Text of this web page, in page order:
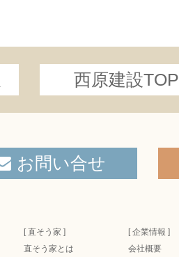
西原建設TOP
お問い合せ
[ 直そう家 ]
直そう家とは
[ 企業情報 ]
会社概要